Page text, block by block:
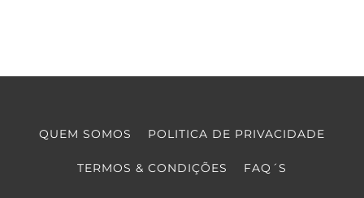
QUEM SOMOS POLITICA DE PRIVACIDADE
TERMOS & CONDIÇÕES FAQ´S